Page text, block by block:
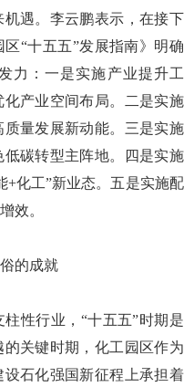
遇。李云鹏表示，在接下
“十五五”发展指南》明确
力：一是实施产业提升工
产业空间布局。二是实施
量发展新动能。三是实施
碳转型主阵地。四是实施
+化工”新业态。五是实施配
效。
的成就
性行业，“十五五”时期是
关键时期，化工园区作为
石化强国新征程上承担着